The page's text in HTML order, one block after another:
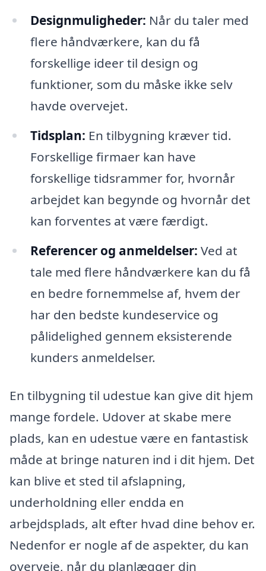
Designmuligheder: Når du taler med
flere håndværkere, kan du få
forskellige ideer til design og
funktioner, som du måske ikke selv
havde overvejet.
Tidsplan: En tilbygning kræver tid.
Forskellige firmaer kan have
forskellige tidsrammer for, hvornår
arbejdet kan begynde og hvornår det
kan forventes at være færdigt.
Referencer og anmeldelser: Ved at
tale med flere håndværkere kan du få
en bedre fornemmelse af, hvem der
har den bedste kundeservice og
pålidelighed gennem eksisterende
kunders anmeldelser.
En tilbygning til udestue kan give dit hjem
mange fordele. Udover at skabe mere
plads, kan en udestue være en fantastisk
måde at bringe naturen ind i dit hjem. Det
kan blive et sted til afslapning,
underholdning eller endda en
arbejdsplads, alt efter hvad dine behov er.
Nedenfor er nogle af de aspekter, du kan
overveje, når du planlægger din